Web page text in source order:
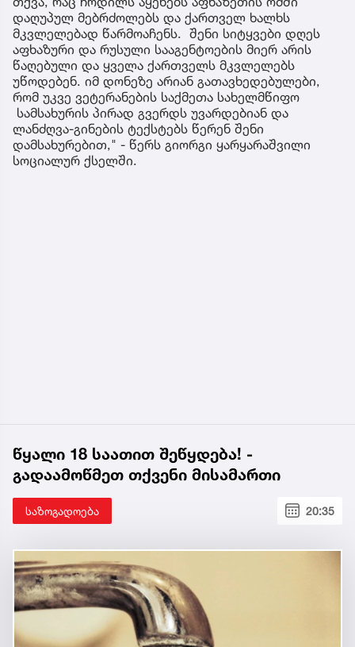
დაღუპულ მებრძოლებს და ქართველ ხალხს
მკვლელებად წარმოაჩენს. შენი სიტყვები დღეს
აფხაზური და რუსული სააგენტოების მიერ არის
წაღებული და ყველა ქართველს მკვლელებს
უწოდებენ. იმ დონეზე არიან გათავხედებულები,
რომ უკვე ვეტერანების საქმეთა სახელმწიფო
სამსახურის პირად გვერდს უვარდებიან და
ლანძღვა-გინების ტექსტებს წერენ შენი
დამსახურებით," - წერს გიორგი ყარყარაშვილი
სოციალურ ქსელში.
წყალი 18 საათით შეწყდება! -
გადაამოწმეთ თქვენი მისამართი
საზოგადოება 20:35